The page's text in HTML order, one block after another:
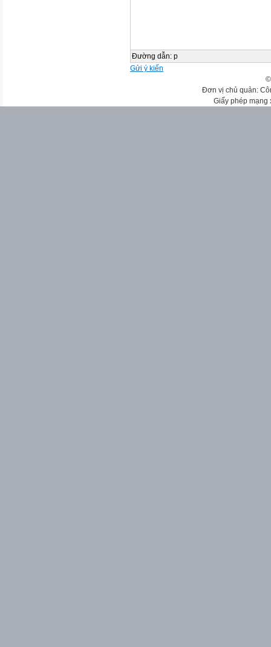
Đường dẫn: p
Gửi ý kiến
Đơn vị chủ quản:
Giấy phép mạng